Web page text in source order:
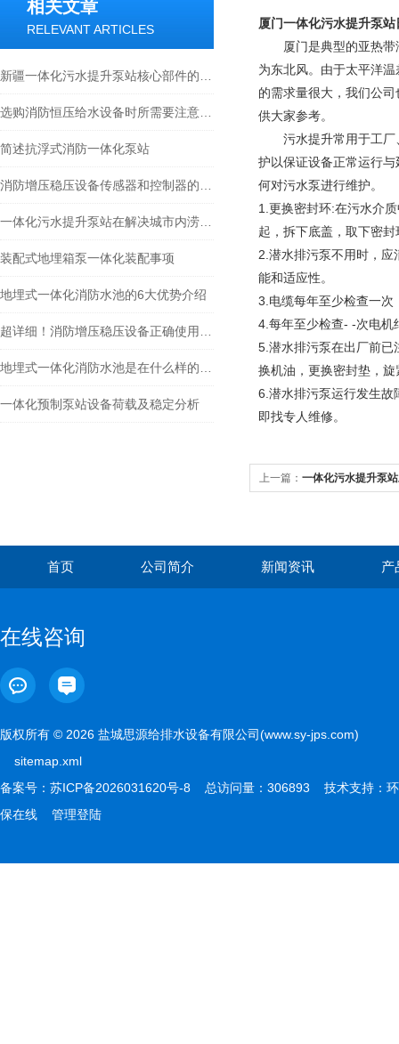
相关文章
RELEVANT ARTICLES
简述抗浮式消防一体化泵站
装配式地埋箱泵一体化装配事项
地埋式一体化消防水池的6大优势介绍
一体化预制泵站设备荷载及稳定分析
厦门一体化污水提升泵
厦门是典型的亚热带
为东北风。由于太平洋
的需求量很大，我们公
供大家参考。
污水提升常用于工厂、
护以保证设备正常运行
何对污水泵进行维护。
1.更换密封环:在污水介
起，拆下底盖，取下密
2.潜水排污泵不用时，
能和适应性。
3.电缆每年至少检查一次
4.每年至少检查- -次电机
5.潜水排污泵在出厂前已
换机油，更换密封垫，
6.潜水排污泵运行发生故
即找专人维修。
上一篇： 一体化污水提升泵
首页 公司简介 新闻资讯 产
在线咨询
版权所有 © 2026 盐城思源给排水设备有限公司(www.sy-jps.com)
sitemap.xml
备案号： 苏ICP备2026031620号-8 总访问量：306893 技术支持： 环
保在线
管理登陆